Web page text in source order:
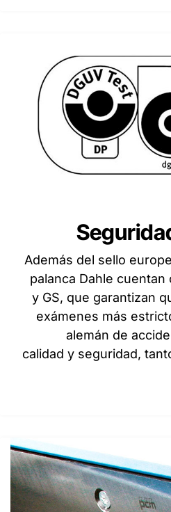
Además del sello
palanca Dahle cuentan
y GS, que garantizan
exámenes más
alemán de
calidad y seguridad,